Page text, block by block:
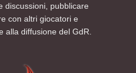
discussioni, pubblicare
con altri giocatori e
alla diffusione del GdR.